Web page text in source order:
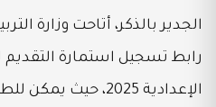
الجدير بالذكر، أتاحت وزارة
رابط تسجيل استمارة التقديم
الإعدادية 2025،